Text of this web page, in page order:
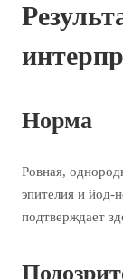
Норма
Ровная,
эпителия и йод-
подтверждает